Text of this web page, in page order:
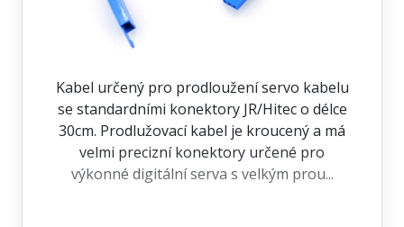
Kabel určený pro prodloužení servo kabelu
se standardními konektory JR/Hitec o délce
30cm. Prodlužovací kabel je kroucený a má
velmi precizní konektory určené pro
výkonné digitální serva s velkým prou...